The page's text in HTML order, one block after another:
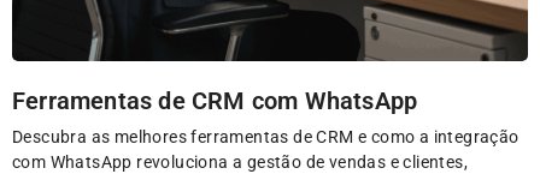
Ferramentas de CRM com WhatsApp
Descubra as melhores ferramentas de CRM e como a integração
com WhatsApp revoluciona a gestão de vendas e clientes,